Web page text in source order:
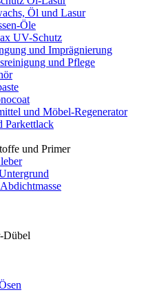
Öl und Lasur
Öle
UV-Schutz
und Imprägnierung
und Pflege
und Möbel-Regenerator
Parkettlack
und Primer
Dübel